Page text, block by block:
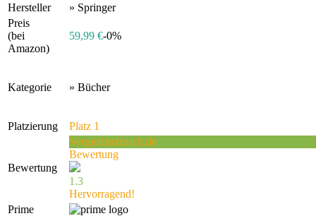
Hersteller
» Springer
Preis
(bei
Amazon)
59,99 €-0%
Kategorie » Bücher
Platzierung Platz 1
Bewertung
Vergleichsfrosch.de
Bewertung
1.3
Hervorragend!
Prime